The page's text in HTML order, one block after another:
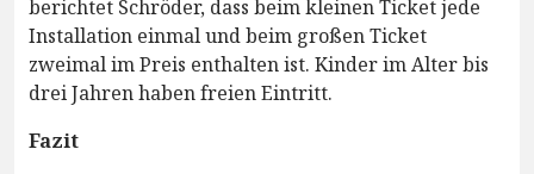
berichtet Schröder, dass beim kleinen Ticket jede
Installation einmal und beim großen Ticket
zweimal im Preis enthalten ist. Kinder im Alter bis
drei Jahren haben freien Eintritt.
Fazit